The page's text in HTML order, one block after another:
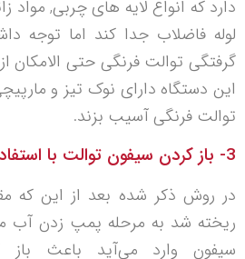
دارد که انواع لایه های چربی, مواد
لوله فاضلاب جدا کند اما توجه
گرفتگی توالت فرنگی حتی الامکان
این دستگاه دارای نوک تیز و
توالت فرنگی آسیب بزند.
3- باز کردن سیفون توالت با استفاده از پمپ لوله بازکنی
در روش ذکر شده بعد از این که
ریخته شد به مرحله پمپ زدن آب
سیفون وارد می‌آید باعث باز